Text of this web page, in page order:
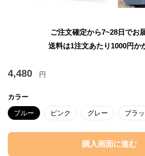
ご注文確定から7~28日でお
送料は1注文あたり 1000円か
4,480 円
カラー
ブルー ピンク グレー ブラ
購入画面に進む